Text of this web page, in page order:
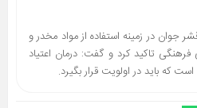
جوان در زمینه استفاده از مواد مخدر و
تاکید کرد و گفت: درمان اعتیاد
که باید در اولویت قرار بگیرد.